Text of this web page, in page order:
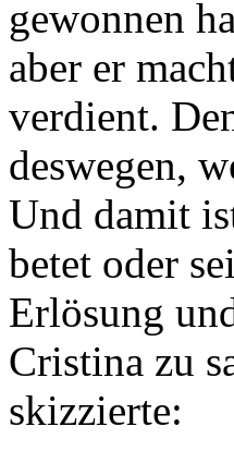
gewonnen
aber er
verdient.
deswegen,
Und damit
betet oder
Erlösung
Cristina zu
skizzierte: